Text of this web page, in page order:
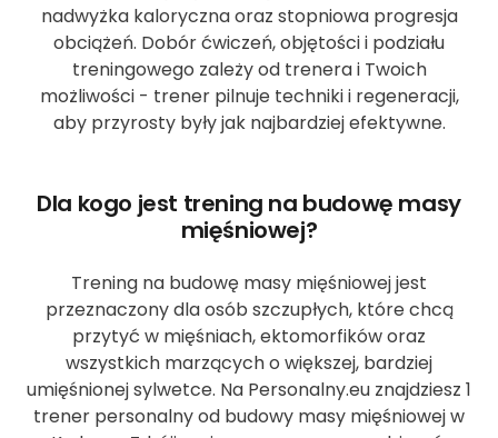
nadwyżka kaloryczna oraz stopniowa progresja
obciążeń. Dobór ćwiczeń, objętości i podziału
treningowego zależy od trenera i Twoich
możliwości - trener pilnuje techniki i regeneracji,
aby przyrosty były jak najbardziej efektywne.
Dla kogo jest trening na budowę masy
mięśniowej?
Trening na budowę masy mięśniowej jest
przeznaczony dla osób szczupłych, które chcą
przytyć w mięśniach, ektomorfików oraz
wszystkich marzących o większej, bardziej
umięśnionej sylwetce. Na Personalny.eu znajdziesz 1
trener personalny od budowy masy mięśniowej w